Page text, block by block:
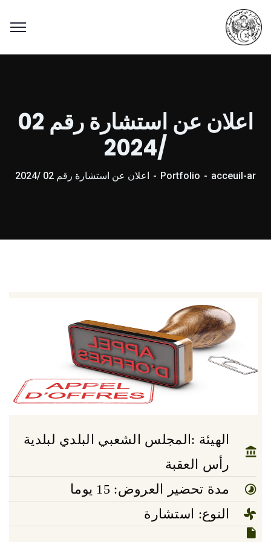
اعلان عن استشارة رقم 02
/2024
acceuil-ar
Portfolio اعلان عن استشارة رقم 02 /2024
الهيئة :المجلس الشعبي البلدي لبلدية
رأس العقبة
مدة تحضير العروض: 15 يوما
النوع: استشارة